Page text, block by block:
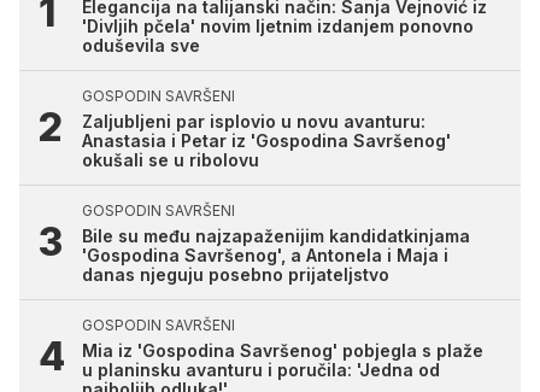
Elegancija na talijanski način: Sanja Vejnović iz
'Divljih pčela' novim ljetnim izdanjem ponovno
oduševila sve
GOSPODIN SAVRŠENI
Zaljubljeni par isplovio u novu avanturu:
Anastasia i Petar iz 'Gospodina Savršenog'
okušali se u ribolovu
GOSPODIN SAVRŠENI
Bile su među najzapaženijim kandidatkinjama
'Gospodina Savršenog', a Antonela i Maja i
danas njeguju posebno prijateljstvo
GOSPODIN SAVRŠENI
Mia iz 'Gospodina Savršenog' pobjegla s plaže
u planinsku avanturu i poručila: 'Jedna od